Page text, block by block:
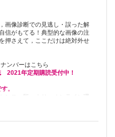
星合壮大】
を見落とすな
児【井上明星】
…検査のTips！
は…信頼してよいものなの？【赤坂
い！ 当直明けの振りかえりで力を
貴久】
方
画像診断での見逃し・誤った解
信がもてる！典型的な画像の注
押さえて，ここだけは絶対外せ
ンバーはこちら
2021年定期購読受付中！
。
ンス一覧」より、オンライン環
だけます。詳細は
Chrome 最新版 / Safari